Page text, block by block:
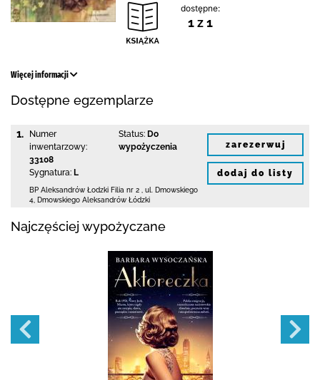
dostępne:
1 z 1
Więcej informacji
Dostępne egzemplarze
1.
Numer
inwentarzowy:
33108
Sygnatura: L
Status: Do
wypożyczenia
BP Aleksandrów Łodzki Filia nr 2
ul. Dmowskiego
4 Dmowskiego Aleksandrów Łódzki
zarezerwuj
dodaj do listy
Najczęściej wypożyczane